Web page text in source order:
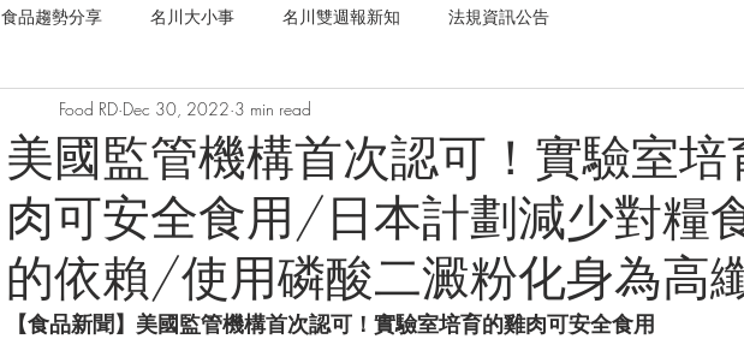
食品趨勢分享 名川大小事 名川雙週報新知 法規資訊公告
美國監管機構首次認可！實驗室培
肉可安全食用/日本計劃減少對糧
的依賴/使用磷酸二澱粉化身為高
Food RD Dec 30, 2022 3 min read
【食品新聞】美國監管機構首次認可！實驗室培育的雞肉可安全食用